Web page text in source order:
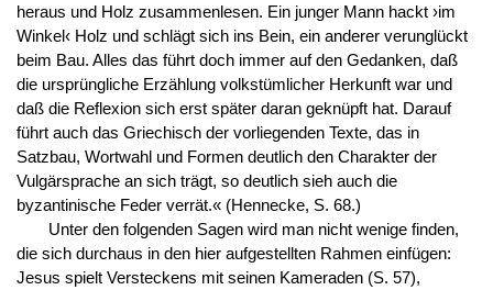
heraus und Holz zusammenlesen. Ein junger Mann hackt ›im
Winkel‹ Holz und schlägt sich ins Bein, ein anderer verunglückt
beim Bau. Alles das führt doch immer auf den Gedanken, daß
die ursprüngliche Erzählung volkstümlicher Herkunft war und
daß die Reflexion sich erst später daran geknüpft hat. Darauf
führt auch das Griechisch der vorliegenden Texte, das in
Satzbau, Wortwahl und Formen deutlich den Charakter der
Vulgärsprache an sich trägt, so deutlich sieh auch die
byzantinische Feder verrät.« (Hennecke, S. 68.)
Unter den folgenden Sagen wird man nicht wenige finden,
die sich durchaus in den hier aufgestellten Rahmen einfügen:
Jesus spielt Versteckens mit seinen Kameraden (S. 57),